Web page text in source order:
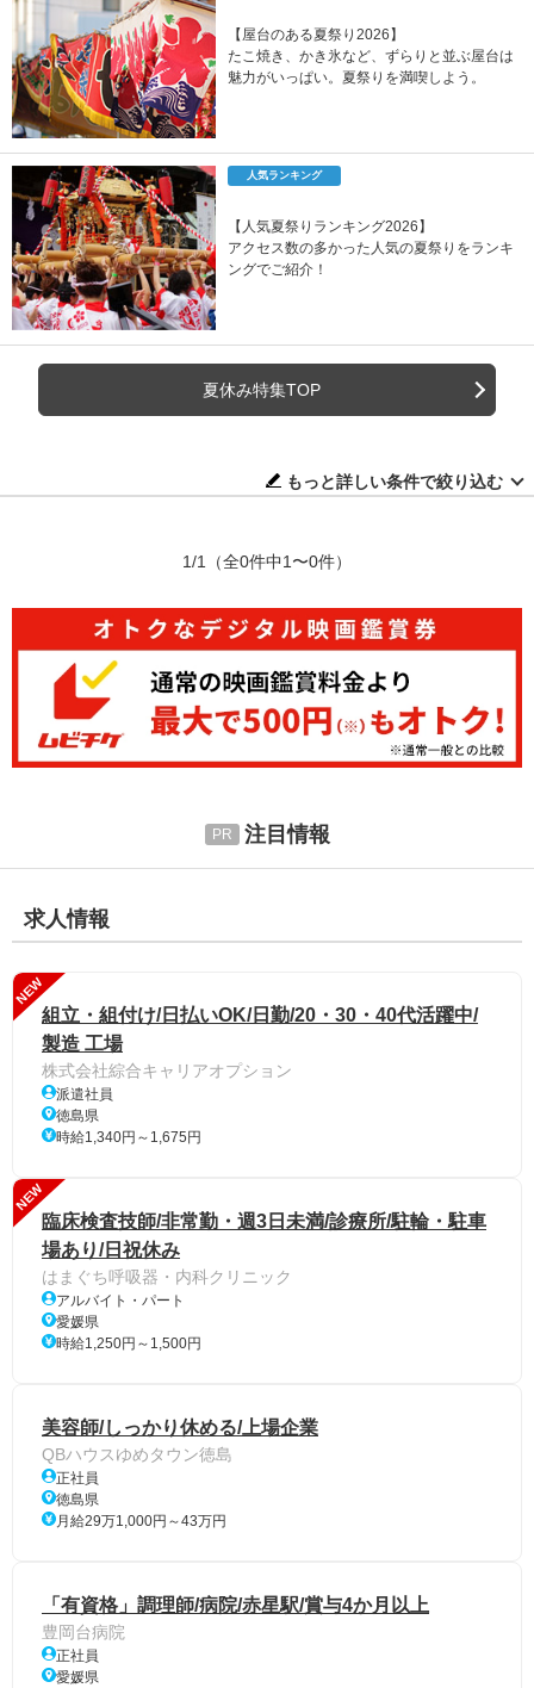
【屋台のある夏祭り2026】
たこ焼き、かき氷など、ずらりと並ぶ屋台は
魅力がいっぱい。夏祭りを満喫しよう。
人気ランキング
【人気夏祭りランキング2026】
アクセス数の多かった人気の夏祭りをランキ
ングでご紹介！
夏休み特集TOP
もっと詳しい条件で絞り込む
1/1 （全0件中1〜0件）
注目情報
求人情報
NEW
組立・組付け/日払いOK/日勤/20・30・40代活躍中/
製造 工場
株式会社綜合キャリアオプション
派遣社員
徳島県
時給1,340円～1,675円
NEW
臨床検査技師/非常勤・週3日未満/診療所/駐輪・駐車
場あり/日祝休み
はまぐち呼吸器・内科クリニック
アルバイト・パート
愛媛県
時給1,250円～1,500円
美容師/しっかり休める/上場企業
QBハウスゆめタウン徳島
正社員
徳島県
月給29万1,000円～43万円
「有資格」調理師/病院/赤星駅/賞与4か月以上
豊岡台病院
正社員
愛媛県